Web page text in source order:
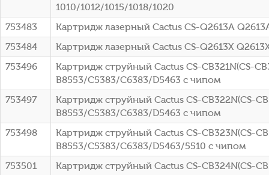
1010/1012/1015/1018/1020
753483
Картридж лазерный Cactus CS-Q2613A
753484
Картридж лазерный Cactus CS-Q2613X
753496
Картридж струйный Cactus CS-CB321N(CS-
B8553/C5383/C6383/D5463 с чипом
753497
Картридж струйный Cactus CS-CB322N(CS-
B8553/C5383/C6383/D5463 с чипом
753498
Картридж струйный Cactus CS-CB323N(CS-
B8553/C5383/C6383/D5463/5510 с чипом
753501
Картридж струйный Cactus CS-CB324N(CS-